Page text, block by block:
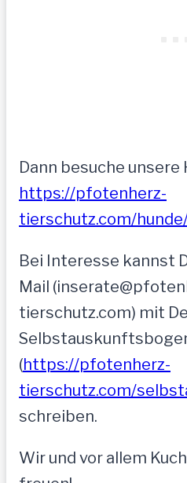
Dann besuche unsere
https://pfotenherz-
tierschutz.com/
Bei Interesse kannst
Mail
tierschutz.com) mit
(https://pfotenherz-
tierschutz.com/
schreiben.
Wir und vor allem